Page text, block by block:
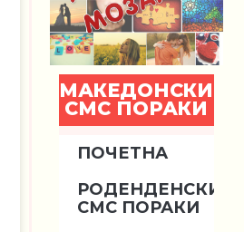
МАКЕДОНСКИ
СМС ПОРАКИ
ПОЧЕТНА
РОДЕНДЕНСКИ
СМС ПОРАКИ